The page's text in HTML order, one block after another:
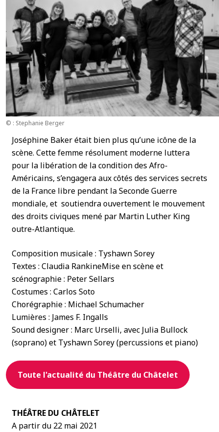
© : Stephanie Berger
Joséphine Baker était bien plus qu’une icône de la
scène. Cette femme résolument moderne luttera
pour la libération de la condition des Afro-
Américains, s’engagera aux côtés des services secrets
de la France libre pendant la Seconde Guerre
mondiale, et soutiendra ouvertement le mouvement
des droits civiques mené par Martin Luther King
outre-Atlantique.
Composition musicale : Tyshawn Sorey
Textes : Claudia RankineMise en scène et
scénographie : Peter Sellars
Costumes : Carlos Soto
Chorégraphie : Michael Schumacher
Lumières : James F. Ingalls
Sound designer : Marc Urselli, avec Julia Bullock
(soprano) et Tyshawn Sorey (percussions et piano)
Toute l'actualité du Théâtre du Châtelet
THÉÂTRE DU CHÂTELET
A partir du 22 mai 2021